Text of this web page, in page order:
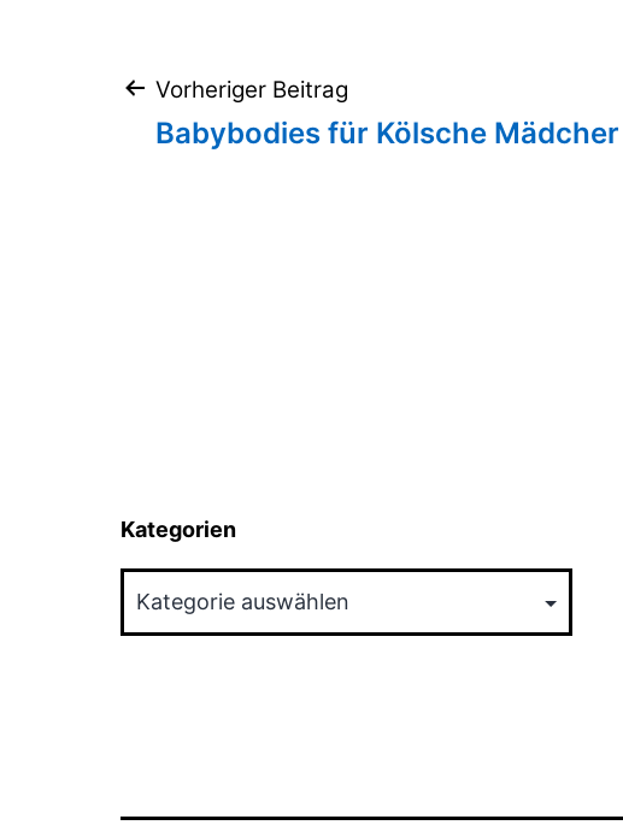
Beitragsnavigation
Vorheriger Beitrag
Babybodies für Kölsche Mädcher
Kategorien